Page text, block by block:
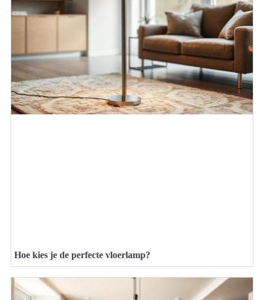
Hoe kies je de perfecte vloerlamp?